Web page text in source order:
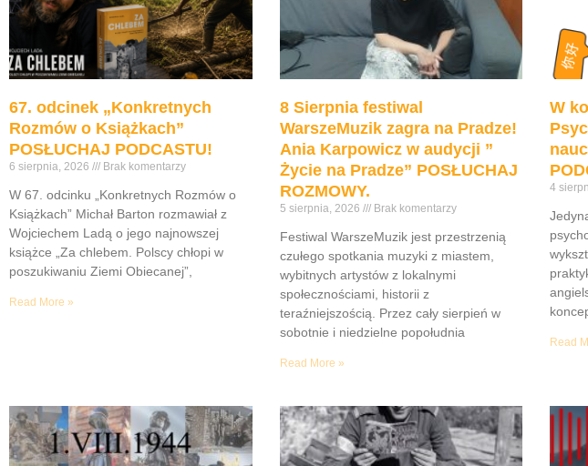
67. odcinek „Konkretnych
Rozmów o Książkach”
POSŁUCHAJ PODCASTU!
6 sierpnia, 2026 Brak komentarzy
W 67. odcinku „Konkretnych Rozmów o
Książkach” Michał Barton rozmawiał z
Wojciechem Ladą o jego najnowszej
książce „Za chlebem. Polscy chłopi w
poszukiwaniu Ziemi Obiecanej”,
Read More »
8 Sierpnia festiwal
WarszeMuzik zagra na Pradze!
Ania Karpowicz w audycji ”
Życie na Pradze” POSŁUCHAJ
ROZMOWY.
5 sierpnia, 2026 Brak komentarzy
Festiwal WarszeMuzik jest przestrzenią
czułego spotkania muzyki z miastem,
wybitnych artystów z lokalnymi
społecznościami, historii z
teraźniejszością. Przez cały sierpień w
sobotnie i niedzielne popołudnia
Read More »
W
4
Read